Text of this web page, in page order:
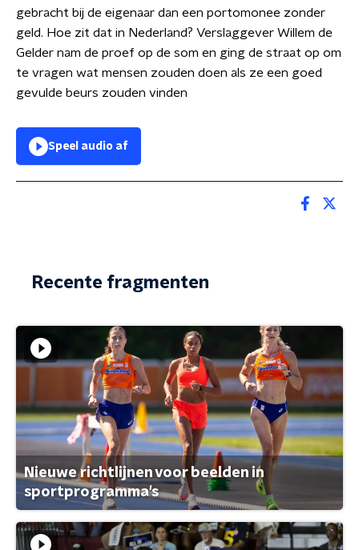
gebracht bij de eigenaar dan een portomonee zonder
geld. Hoe zit dat in Nederland? Verslaggever Willem de
Gelder nam de proef op de som en ging de straat op om
te vragen wat mensen zouden doen als ze een goed
gevulde beurs zouden vinden
Speel audio af
Recente fragmenten
Nieuwe richtlijnen voor beelden in
sportprogramma's